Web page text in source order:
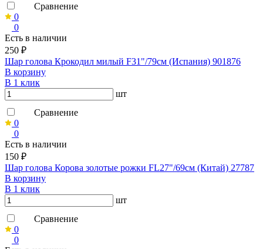
Сравнение
0
0
Есть в наличии
250 ₽
Шар голова Крокодил милый F31"/79см (Испания) 901876
В корзину
В 1 клик
шт
Сравнение
0
0
Есть в наличии
150 ₽
Шар голова Корова золотые рожки FL27"/69см (Китай) 27787
В корзину
В 1 клик
шт
Сравнение
0
0